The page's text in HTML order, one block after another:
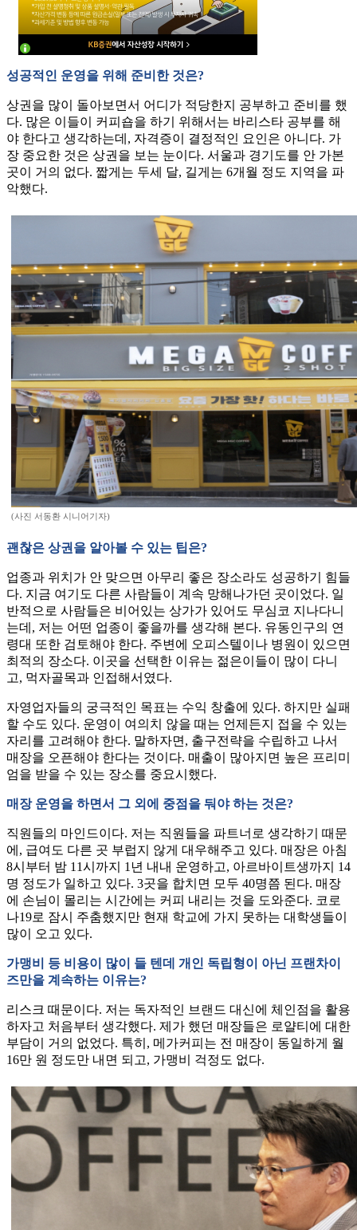
성공적인 운영을 위해 준비한 것은?
상권을 많이 돌아보면서 어디가 적당한지 공부하고 준비를 했
다. 많은 이들이 커피숍을 하기 위해서는 바리스타 공부를 해
야 한다고 생각하는데, 자격증이 결정적인 요인은 아니다. 가
장 중요한 것은 상권을 보는 눈이다. 서울과 경기도를 안 가본
곳이 거의 없다. 짧게는 두세 달, 길게는 6개월 정도 지역을 파
악했다.
(사진 서동환 시니어기자)
괜찮은 상권을 알아볼 수 있는 팁은?
업종과 위치가 안 맞으면 아무리 좋은 장소라도 성공하기 힘들
다. 지금 여기도 다른 사람들이 계속 망해나가던 곳이었다. 일
반적으로 사람들은 비어있는 상가가 있어도 무심코 지나다니
는데, 저는 어떤 업종이 좋을까를 생각해 본다. 유동인구의 연
령대 또한 검토해야 한다. 주변에 오피스텔이나 병원이 있으면
최적의 장소다. 이곳을 선택한 이유는 젊은이들이 많이 다니
고, 먹자골목과 인접해서였다.
자영업자들의 궁극적인 목표는 수익 창출에 있다. 하지만 실패
할 수도 있다. 운영이 여의치 않을 때는 언제든지 접을 수 있는
자리를 고려해야 한다. 말하자면, 출구전략을 수립하고 나서
매장을 오픈해야 한다는 것이다. 매출이 많아지면 높은 프리미
엄을 받을 수 있는 장소를 중요시했다.
매장 운영을 하면서 그 외에 중점을 둬야 하는 것은?
직원들의 마인드이다. 저는 직원들을 파트너로 생각하기 때문
에, 급여도 다른 곳 부럽지 않게 대우해주고 있다. 매장은 아침
8시부터 밤 11시까지 1년 내내 운영하고, 아르바이트생까지 14
명 정도가 일하고 있다. 3곳을 합치면 모두 40명쯤 된다. 매장
에 손님이 몰리는 시간에는 커피 내리는 것을 도와준다. 코로
나19로 잠시 주춤했지만 현재 학교에 가지 못하는 대학생들이
많이 오고 있다.
가맹비 등 비용이 많이 들 텐데 개인 독립형이 아닌 프랜차이
즈만을 계속하는 이유는?
리스크 때문이다. 저는 독자적인 브랜드 대신에 체인점을 활용
하자고 처음부터 생각했다. 제가 했던 매장들은 로얄티에 대한
부담이 거의 없었다. 특히, 메가커피는 전 매장이 동일하게 월
16만 원 정도만 내면 되고, 가맹비 걱정도 없다.